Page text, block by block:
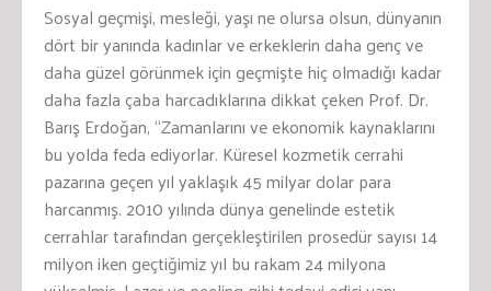
Sosyal geçmişi, mesleği, yaşı ne olursa olsun, dünyanın
dört bir yanında kadınlar ve erkeklerin daha genç ve
daha güzel görünmek için geçmişte hiç olmadığı kadar
daha fazla çaba harcadıklarına dikkat çeken Prof. Dr.
Barış Erdoğan, “Zamanlarını ve ekonomik kaynaklarını
bu yolda feda ediyorlar. Küresel kozmetik cerrahi
pazarına geçen yıl yaklaşık 45 milyar dolar para
harcanmış. 2010 yılında dünya genelinde estetik
cerrahlar tarafından gerçekleştirilen prosedür sayısı 14
milyon iken geçtiğimiz yıl bu rakam 24 milyona